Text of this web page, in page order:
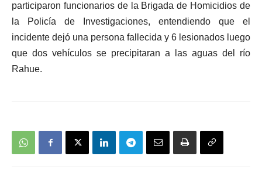
participaron funcionarios de la Brigada de Homicidios de
la Policía de Investigaciones, entendiendo que el
incidente dejó una persona fallecida y 6 lesionados luego
que dos vehículos se precipitaran a las aguas del río
Rahue.